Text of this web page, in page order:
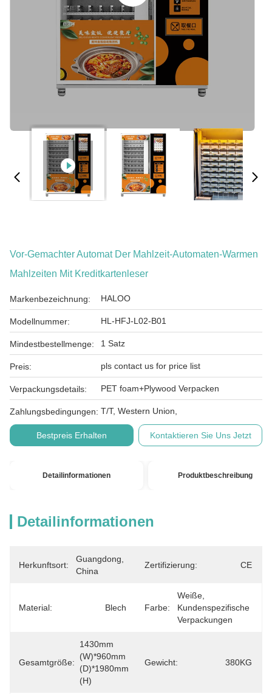
Vor-Gemachter Automat Der Mahlzeit-Automaten-Warmen
Mahlzeiten Mit Kreditkartenleser
Markenbezeichnung: HALOO
Modellnummer: HL-HFJ-L02-B01
Mindestbestellmenge: 1 Satz
Preis: pls contact us for price list
Verpackungsdetails: PET foam+Plywood Verpacken
Zahlungsbedingungen: T/T, Western Union,
Bestpreis Erhalten Kontaktieren Sie Uns Jetzt
Detailinformationen Produktbeschreibung
Detailinformationen
Herkunftsort:
Guangdong,
China
Zertifizierung: CE
Material: Blech Farbe:
Weiße,
Kundenspezifische
Verpackungen
Gesamtgröße:
1430mm
(W)*960mm
(D)*1980mm
(H)
Gewicht: 380KG